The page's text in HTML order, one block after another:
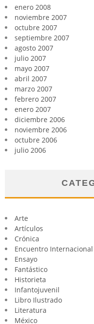
enero 2008
noviembre 2007
octubre 2007
septiembre 2007
agosto 2007
julio 2007
mayo 2007
abril 2007
marzo 2007
febrero 2007
enero 2007
diciembre 2006
noviembre 2006
octubre 2006
julio 2006
Arte
Artículos
Crónica
Encuentro
Ensayo
Fantástico
Historieta
Infantojuvenil
Libro Ilustrado
Literatura
México